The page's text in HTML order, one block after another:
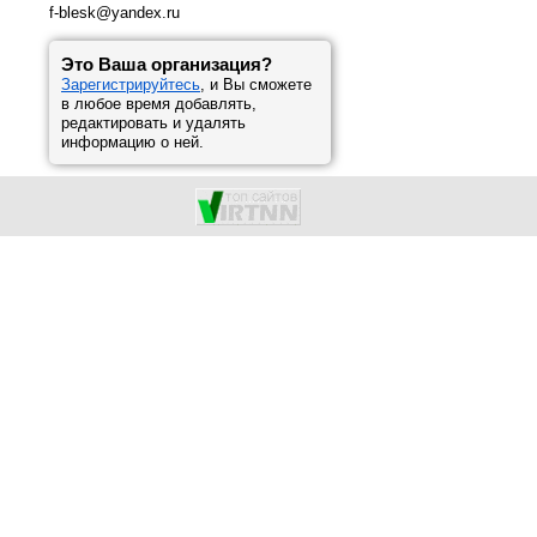
f-blesk@yandex.ru
Это Ваша организация?
Зарегистрируйтесь, и Вы сможете
в любое время добавлять,
редактировать и удалять
информацию о ней.